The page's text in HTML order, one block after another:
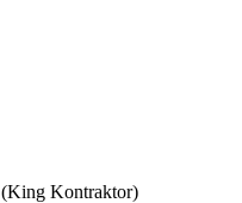
Kontraktor)